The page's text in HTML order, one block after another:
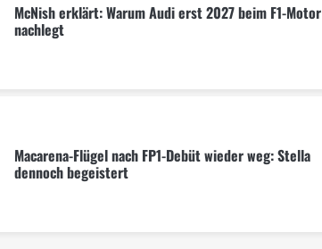
McNish erklärt: Warum Audi erst 2027 beim F1-Motor
nachlegt
Macarena-Flügel nach FP1-Debüt wieder weg: Stella
dennoch begeistert